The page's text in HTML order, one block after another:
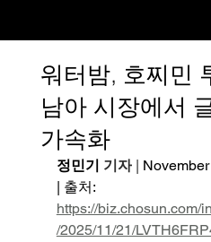
워터밤, 호찌민
남아 시장에서
가속화
정민기 기자 | November
| 출처:
https://biz.chosun.com/
/2025/11/21/